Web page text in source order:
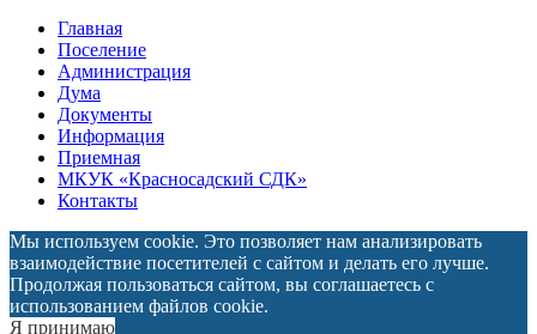
Главная
Поселение
Администрация
Дума
Документы
Информация
Приемная
МКУК «Красносадский СДК»
Контакты
Мы используем cookie. Это позволяет нам анализировать
взаимодействие посетителей с сайтом и делать его лучше.
Продолжая пользоваться сайтом, вы соглашаетесь с
использованием файлов cookie.
Я принимаю